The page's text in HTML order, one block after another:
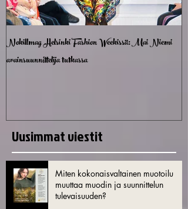
Nokillmag Helsinki Fashion Weekissä: Mai Niemi
avainsuunnittelija tutkassa
Uusimmat viestit
Miten kokonaisvaltainen muotoilu
muuttaa muodin ja suunnittelun
tulevaisuuden?